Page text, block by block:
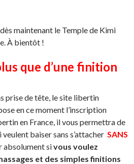
maintenant le Temple de Kimi
À bientôt !
que d’une finition
prise de tête, le site libertin
en ce moment l’inscription
en France, il vous permettra de
baiser sans s’attacher SANS
absolument sivous voulez
et des simples finitions